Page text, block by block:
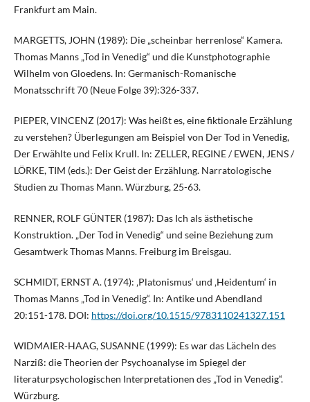
Frankfurt am Main.
MARGETTS, JOHN (1989): Die „scheinbar herrenlose“ Kamera.
Thomas Manns „Tod in Venedig“ und die Kunstphotographie
Wilhelm von Gloedens. In: Germanisch-Romanische
Monatsschrift 70 (Neue Folge 39):326-337.
PIEPER, VINCENZ (2017): Was heißt es, eine fiktionale Erzählung
zu verstehen? Überlegungen am Beispiel von Der Tod in Venedig,
Der Erwählte und Felix Krull. In: ZELLER, REGINE / EWEN, JENS /
LÖRKE, TIM (eds.): Der Geist der Erzählung. Narratologische
Studien zu Thomas Mann. Würzburg, 25-63.
RENNER, ROLF GÜNTER (1987): Das Ich als ästhetische
Konstruktion. „Der Tod in Venedig“ und seine Beziehung zum
Gesamtwerk Thomas Manns. Freiburg im Breisgau.
SCHMIDT, ERNST A. (1974): ‚Platonismus‘ und ‚Heidentum‘ in
Thomas Manns „Tod in Venedig“. In: Antike und Abendland
20:151-178. DOI: https://doi.org/10.1515/9783110241327.151
WIDMAIER-HAAG, SUSANNE (1999): Es war das Lächeln des
Narziß: die Theorien der Psychoanalyse im Spiegel der
literaturpsychologischen Interpretationen des „Tod in Venedig“.
Würzburg.